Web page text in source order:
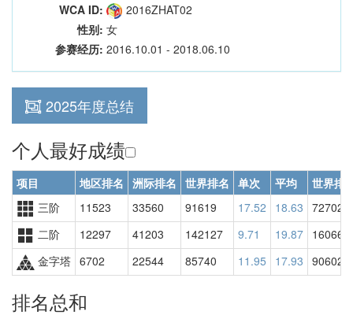
WCA ID:
2016ZHAT02
性别: 女
参赛经历: 2016.10.01 - 2018.06.10
2025年度总结
个人最好成绩
项目 地区排名 洲际排名 世界排名 单次 平均
世界排
三阶
11523 33560 91619 17.52 18.63 72702
二阶
12297 41203 142127 9.71 19.87 160665
金字塔 6702 22544 85740 11.95 17.93 90602
排名总和